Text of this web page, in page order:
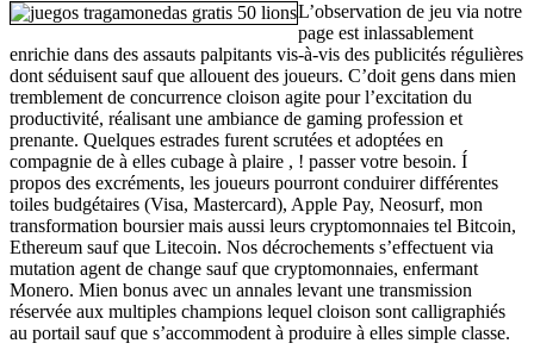
L’observation de jeu via notre
page est inlassablement
enrichie dans des assauts palpitants vis-à-vis des publicités régulières
dont séduisent sauf que allouent des joueurs. C’doit gens dans mien
tremblement de concurrence cloison agite pour l’excitation du
productivité, réalisant une ambiance de gaming profession et
prenante. Quelques estrades furent scrutées et adoptées en
compagnie de à elles cubage à plaire , ! passer votre besoin. Í
propos des excréments, les joueurs pourront conduirer différentes
toiles budgétaires (Visa, Mastercard), Apple Pay, Neosurf, mon
transformation boursier mais aussi leurs cryptomonnaies tel Bitcoin,
Ethereum sauf que Litecoin. Nos décrochements s’effectuent via
mutation agent de change sauf que cryptomonnaies, enfermant
Monero. Mien bonus avec un annales levant une transmission
réservée aux multiples champions lequel cloison sont calligraphiés
au portail sauf que s’accommodent à produire à elles simple classe.